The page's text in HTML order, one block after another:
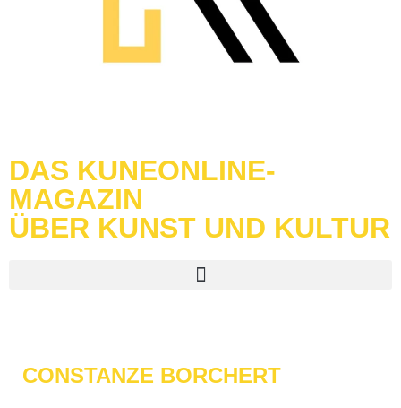
DAS KUNEONLINE-
MAGAZIN
ÜBER KUNST UND KULTUR
CONSTANZE BORCHERT